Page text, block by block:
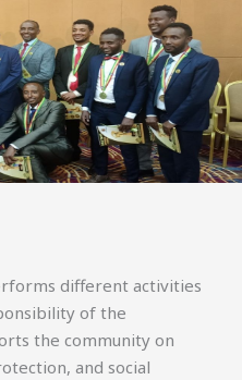
different activities
of the
the community on
and social